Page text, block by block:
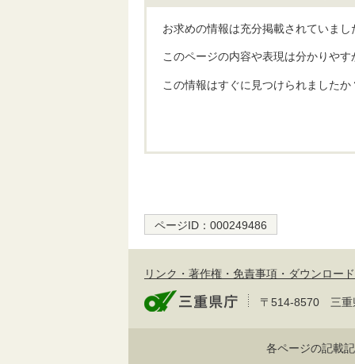
お求めの情報は充分掲載されていまし
このページの内容や表現は分かりやす
この情報はすぐに見つけられましたか
ページID： 000249486
リンク・著作権・免責事項・ダウンロード
〒514-8570 三重
各ページの記載